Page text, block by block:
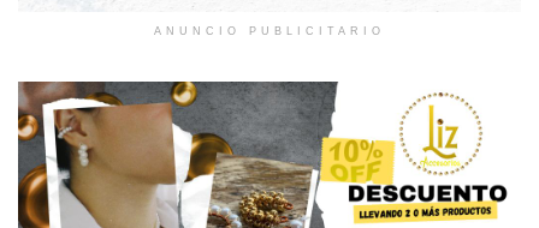
ANUNCIO PUBLICITARIO